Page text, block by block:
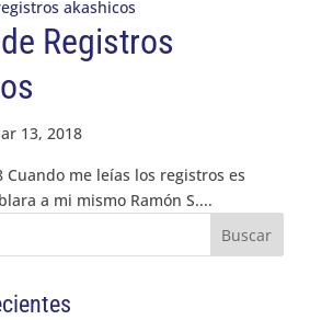
Registros
13, 2018
Cuando me leías los registros es
a mi mismo Ramón S....